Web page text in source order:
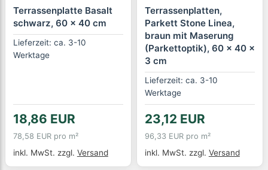
Terrassenplatte Basalt
schwarz, 60 x 40 cm
Lieferzeit: ca. 3-10
Werktage
18,86 EUR
78,58 EUR pro m²
inkl. MwSt. zzgl. Versand
Terrassenplatten,
Parkett Stone Linea,
braun mit Maserung
(Parkettoptik), 60 x 40 x
3 cm
Lieferzeit: ca. 3-10
Werktage
23,12 EUR
96,33 EUR pro m²
inkl. MwSt. zzgl. Versand